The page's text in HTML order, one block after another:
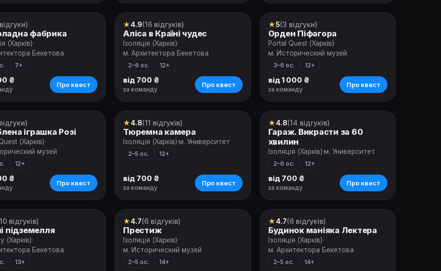
фабрика
(Харків)·
Бекетова
7+
₴ Про квест
Квест
★4.9(16 відгуків)
Аліса в Країні чудес
Ізоляція (Харків)·
м. Архитектора Бекетова
2–6 ос. 12+
від 700 ₴
за команду
Про квест
Квест
★5(3 відгуки)
Орден Піфагора
Portal Quest (Харків)·
м. Исторический музей
3–6 ос. 12+
від 1 000 ₴
за команду
Про квест
іграшка Розі
(Харків)·
музей
12+
₴ Про квест
Квест
★4.8(11 відгуків)
Тюремна камера
Ізоляція (Харків)·м. Университет
2–5 ос. 12+
від 700 ₴
за команду
Про квест
Квест
★4.8(14 відгуків)
Гараж. Викрасти за 60
хвилин
Ізоляція (Харків)·м. Университет
2–6 ос. 12+
від 700 ₴
за команду
Про квест
відгуків)
підземелля
(Харків)·
Бекетова
13+
Квест
★4.7(6 відгуків)
Престиж
Ізоляція (Харків)·
м. Исторический музей
2–5 ос. 14+
Квест
★4.7(6 відгуків)
Будинок маніяка Лектера
Ізоляція (Харків)·
м. Архитектора Бекетова
2–5 ос. 14+